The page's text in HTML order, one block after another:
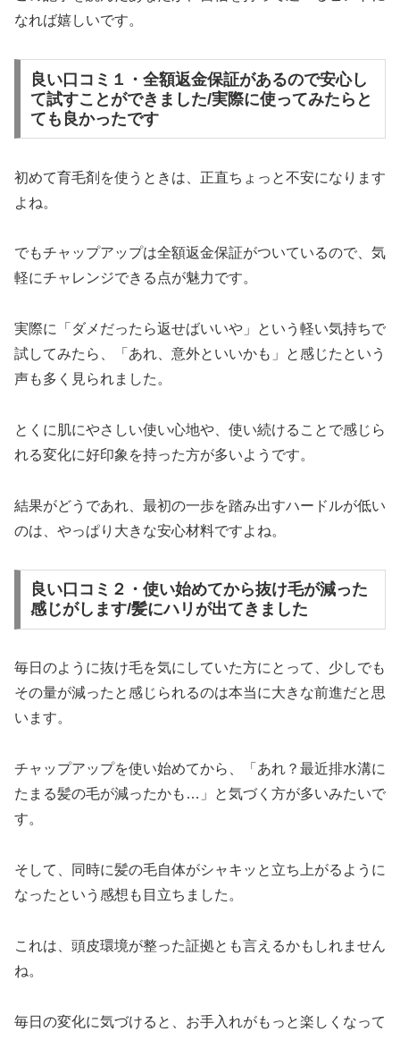
なれば嬉しいです。
良い口コミ１・全額返金保証があるので安心し
て試すことができました/実際に使ってみたらと
ても良かったです
初めて育毛剤を使うときは、正直ちょっと不安になります
よね。
でもチャップアップは全額返金保証がついているので、気
軽にチャレンジできる点が魅力です。
実際に「ダメだったら返せばいいや」という軽い気持ちで
試してみたら、「あれ、意外といいかも」と感じたという
声も多く見られました。
とくに肌にやさしい使い心地や、使い続けることで感じら
れる変化に好印象を持った方が多いようです。
結果がどうであれ、最初の一歩を踏み出すハードルが低い
のは、やっぱり大きな安心材料ですよね。
良い口コミ２・使い始めてから抜け毛が減った
感じがします/髪にハリが出てきました
毎日のように抜け毛を気にしていた方にとって、少しでも
その量が減ったと感じられるのは本当に大きな前進だと思
います。
チャップアップを使い始めてから、「あれ？最近排水溝に
たまる髪の毛が減ったかも…」と気づく方が多いみたいで
す。
そして、同時に髪の毛自体がシャキッと立ち上がるように
なったという感想も目立ちました。
これは、頭皮環境が整った証拠とも言えるかもしれません
ね。
毎日の変化に気づけると、お手入れがもっと楽しくなって